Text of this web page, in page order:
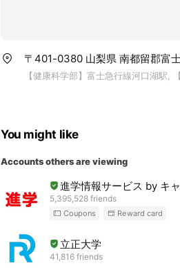
〒401-0380 山梨県 南都留郡富
【健康科学部】富士急行線河口湖駅,
You might like
Accounts others are viewing
進学情報サービス by キ
5,395,528 friends
Coupons Reward card
立正大学
41,816 friends